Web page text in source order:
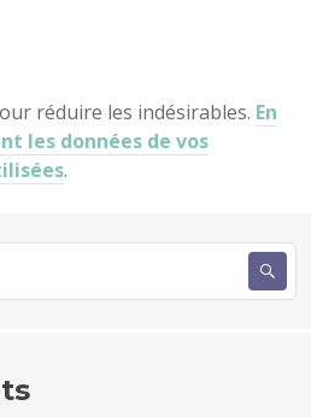
réduire les indésirables. En
les données de vos
.